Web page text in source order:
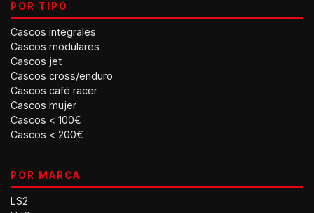
POR TIPO
Cascos integrales
Cascos modulares
Cascos jet
Cascos cross/enduro
Cascos café racer
Cascos mujer
Cascos < 100€
Cascos < 200€
POR MARCA
LS2